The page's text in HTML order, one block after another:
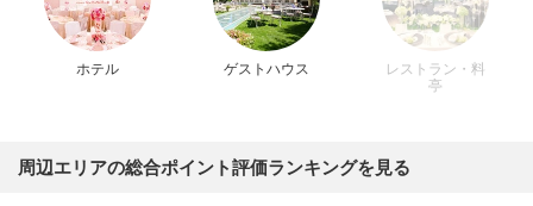
ホテル ゲストハウス
レストラン・料
亭
周辺エリアの総合ポイント評価ランキングを見る